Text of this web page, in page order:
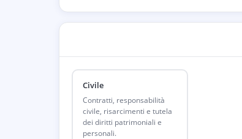
Civile
Contratti, responsabilità
civile, risarcimenti e tutela
dei diritti patrimoniali e
personali.